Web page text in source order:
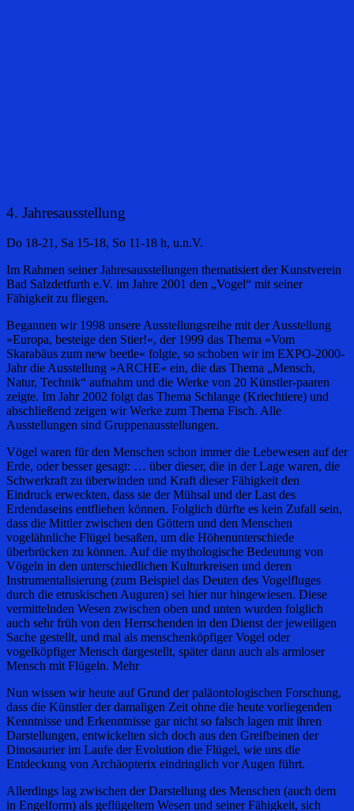
4. Jahresausstellung
Do 18-21, Sa 15-18, So 11-18 h, u.n.V.
Im Rahmen seiner Jahresausstellungen thematisiert der Kunstverein
Bad Salzdetfurth e.V. im Jahre 2001 den „Vogel“ mit seiner
Fähigkeit zu fliegen.
Begannen wir 1998 unsere Ausstellungsreihe mit der Ausstellung
»Europa, besteige den Stier!«, der 1999 das Thema »Vom
Skarabäus zum new beetle« folgte, so schoben wir im EXPO-2000-
Jahr die Ausstellung »ARCHE« ein, die das Thema „Mensch,
Natur, Technik“ aufnahm und die Werke von 20 Künstler-paaren
zeigte. Im Jahr 2002 folgt das Thema Schlange (Kriechtiere) und
abschließend zeigen wir Werke zum Thema Fisch. Alle
Ausstellungen sind Gruppenausstellungen.
Vögel waren für den Menschen schon immer die Lebewesen auf der
Erde, oder besser gesagt: … über dieser, die in der Lage waren, die
Schwerkraft zu überwinden und Kraft dieser Fähigkeit den
Eindruck erweckten, dass sie der Mühsal und der Last des
Erdendaseins entfliehen können. Folglich dürfte es kein Zufall sein,
dass die Mittler zwischen den Göttern und den Menschen
vogelähnliche Flügel besaßen, um die Höhenunterschiede
überbrücken zu können. Auf die mythologische Bedeutung von
Vögeln in den unterschiedlichen Kulturkreisen und deren
Instrumentalisierung (zum Beispiel das Deuten des Vogelfluges
durch die etruskischen Auguren) sei hier nur hingewiesen. Diese
vermittelnden Wesen zwischen oben und unten wurden folglich
auch sehr früh von den Herrschenden in den Dienst der jeweiligen
Sache gestellt, und mal als menschenköpfiger Vogel oder
vogelköpfiger Mensch dargestellt, später dann auch als armloser
Mensch mit Flügeln. Mehr
Nun wissen wir heute auf Grund der paläontologischen Forschung,
dass die Künstler der damaligen Zeit ohne die heute vorliegenden
Kenntnisse und Erkenntnisse gar nicht so falsch lagen mit ihren
Darstellungen, entwickelten sich doch aus den Greifbeinen der
Dinosaurier im Laufe der Evolution die Flügel, wie uns die
Entdeckung von Archäopterix eindringlich vor Augen führt.
Allerdings lag zwischen der Darstellung des Menschen (auch dem
in Engelform) als geflügeltem Wesen und seiner Fähigkeit, sich